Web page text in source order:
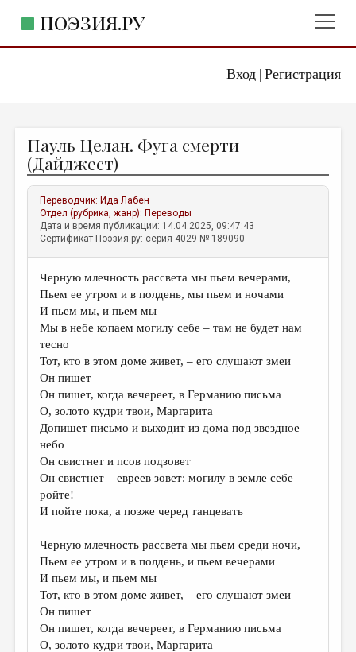
Вход| Регистрация
ПОЭЗИЯ.РУ
ЖАНРЫ
АВТОРЫ
КОММЕНТАРИИ
ЛИТСАЛОН
ПРАВИЛА САЙТА
ОТДЕЛЫ И РУБРИКИ
ИЗБРАННОЕ
ДАЙДЖЕСТ
ПРОИЗВЕДЕНИЯ
ПЕРЕВОДЫ
КОНКУРСЫ
ДЕТСКАЯ КОМНАТА
КНИЖНАЯ ПОЛКА
ОБЗОР ЛИТЕРАТУРЫ
СТРАНИЦЫ ПАМЯТИ
ОБЪЯВЛЕНИЯ
КОЛОНКА РЕДАКТОРА
Пауль Целан. Фуга смерти
(Дайджест)
Переводчик: Ида Лабен
Отдел (рубрика, жанр): Переводы
Дата и время публикации: 14.04.2025, 09:47:43
Сертификат Поэзия.ру: серия 4029 № 189090
Черную млечность рассвета мы пьем вечерами,
Пьем ее утром и в полдень, мы пьем и ночами
И пьем мы, и пьем мы
Мы в небе копаем могилу себе – там не будет нам
тесно
Тот, кто в этом доме живет, – его слушают змеи
Он пишет
Он пишет, когда вечереет, в Германию письма
О, золото кудри твои, Маргарита
Допишет письмо и выходит из дома под звездное
небо
Он свистнет и псов подзовет
Он свистнет – евреев зовет: могилу в земле себе
ройте!
И пойте пока, а позже черед танцевать
Черную млечность рассвета мы пьем среди ночи,
Пьем ее утром и в полдень, и пьем вечерами
И пьем мы, и пьем мы
Тот, кто в этом доме живет, – его слушают змеи
Он пишет
Он пишет, когда вечереет, в Германию письма
О, золото кудри твои, Маргарита